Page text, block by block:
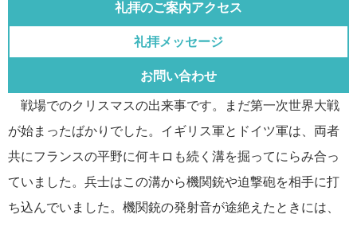
礼拝のご案内アクセス
礼拝メッセージ
お問い合わせ
戦場でのクリスマスの出来事です。まだ第一次世界大戦
が始まったばかりでした。イギリス軍とドイツ軍は、両者
共にフランスの平野に何キロも続く溝を掘ってにらみ合っ
ていました。兵士はこの溝から機関銃や迫撃砲を相手に打
ち込んでいました。機関銃の発射音が途絶えたときには、